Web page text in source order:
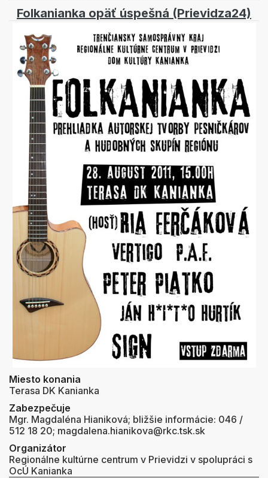
Folkanianka opäť úspešná (Prievidza24)
Miesto konania
Terasa DK Kanianka
Zabezpečuje
Mgr. Magdaléna Hianiková; bližšie informácie: 046 /
512 18 20; magdalena.hianikova@rkc.tsk.sk
Organizátor
Regionálne kultúrne centrum v Prievidzi v spolupráci s
OcÚ Kanianka